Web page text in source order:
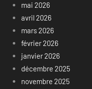
mai 2026
avril 2026
mars 2026
février 2026
janvier 2026
décembre 2025
novembre 2025